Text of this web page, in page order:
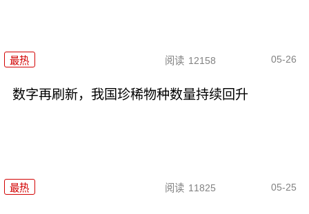
最热 阅读 12158 05-26
数字再刷新，我国珍稀物种数量持续回升
最热 阅读 11825 05-25